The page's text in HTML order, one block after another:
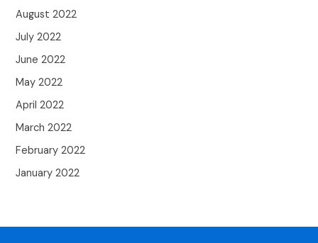
August 2022
July 2022
June 2022
May 2022
April 2022
March 2022
February 2022
January 2022